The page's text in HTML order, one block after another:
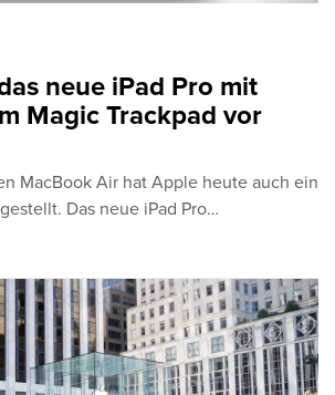
neue iPad Pro mit
Magic Trackpad vor
MacBook Air hat Apple heute auch ein
Das neue iPad Pro…